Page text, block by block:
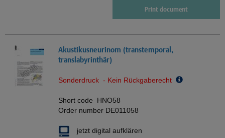
Print document
Akustikusneurinom (transtemporal,
translabyrinthär)
Sonderdruck - Kein Rückgaberecht
Short code HNO58
Order number DE011058
jetzt digital aufklären